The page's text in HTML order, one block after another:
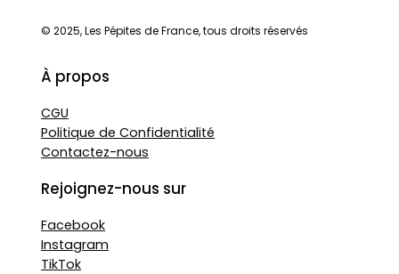
© 2025, Les Pépites de France, tous droits réservés
À propos
CGU
Politique de Confidentialité
Contactez-nous
Rejoignez-nous sur
Facebook
Instagram
TikTok